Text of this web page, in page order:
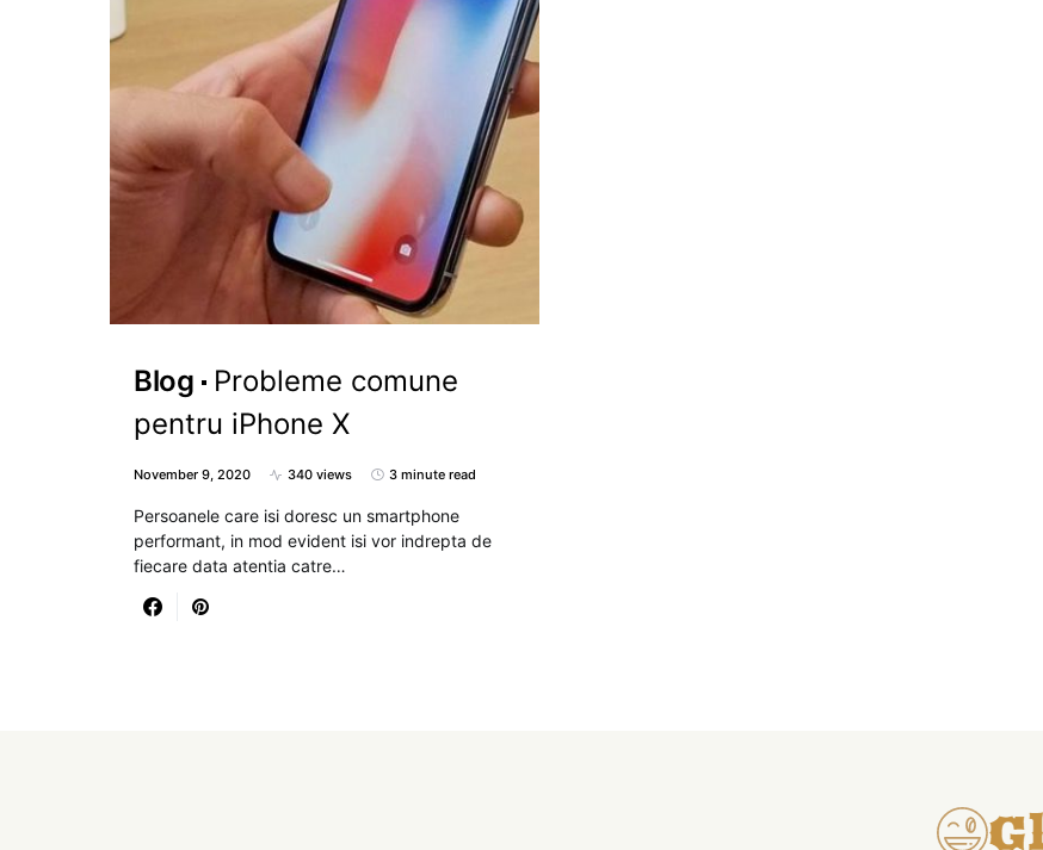
Blog
Probleme comune
pentru iPhone X
November 9, 2020 340 views 3 minute read
Persoanele care isi doresc un smartphone
performant, in mod evident isi vor indrepta de
fiecare data atentia catre…